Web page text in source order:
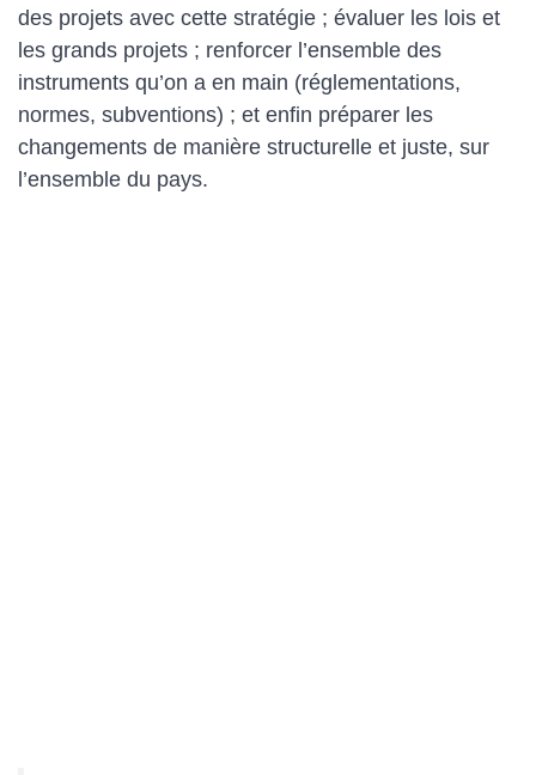
des projets avec cette stratégie ; évaluer les lois et
les grands projets ; renforcer l’ensemble des
instruments qu’on a en main (réglementations,
normes, subventions) ; et enfin préparer les
changements de manière structurelle et juste, sur
l’ensemble du pays.